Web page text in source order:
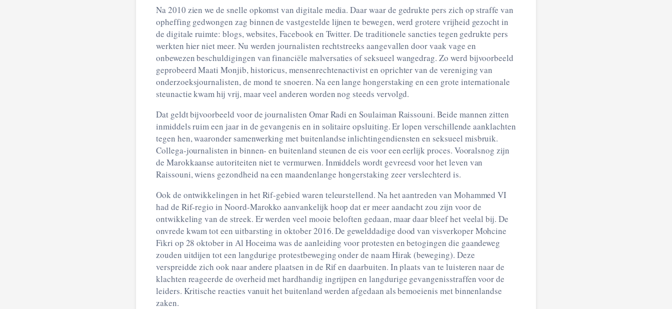
Na 2010 zien we de snelle opkomst van digitale media. Daar waar de gedrukte pers zich op straffe van
opheffing gedwongen zag binnen de vastgestelde lijnen te bewegen, werd grotere vrijheid gezocht in
de digitale ruimte: blogs, websites, Facebook en Twitter. De traditionele sancties tegen gedrukte pers
werkten hier niet meer. Nu werden journalisten rechtstreeks aangevallen door vaak vage en
onbewezen beschuldigingen van financiële malversaties of seksueel wangedrag. Zo werd bijvoorbeeld
geprobeerd Maati Monjib, historicus, mensenrechtenactivist en oprichter van de vereniging van
onderzoeksjournalisten, de mond te snoeren. Na een lange hongerstaking en een grote internationale
steunactie kwam hij vrij, maar veel anderen worden nog steeds vervolgd.
Dat geldt bijvoorbeeld voor de journalisten Omar Radi en Soulaiman Raissouni. Beide mannen zitten
inmiddels ruim een jaar in de gevangenis en in solitaire opsluiting. Er lopen verschillende aanklachten
tegen hen, waaronder samenwerking met buitenlandse inlichtingendiensten en seksueel misbruik.
Collega-journalisten in binnen- en buitenland steunen de eis voor een eerlijk proces. Vooralsnog zijn
de Marokkaanse autoriteiten niet te vermurwen. Inmiddels wordt gevreesd voor het leven van
Raissouni, wiens gezondheid na een maandenlange hongerstaking zeer verslechterd is.
Ook de ontwikkelingen in het Rif-gebied waren teleurstellend. Na het aantreden van Mohammed VI
had de Rif-regio in Noord-Marokko aanvankelijk hoop dat er meer aandacht zou zijn voor de
ontwikkeling van de streek. Er werden veel mooie beloften gedaan, maar daar bleef het veelal bij. De
onvrede kwam tot een uitbarsting in oktober 2016. De gewelddadige dood van visverkoper Mohcine
Fikri op 28 oktober in Al Hoceima was de aanleiding voor protesten en betogingen die gaandeweg
zouden uitdijen tot een langdurige protestbeweging onder de naam Hirak (beweging). Deze
verspreidde zich ook naar andere plaatsen in de Rif en daarbuiten. In plaats van te luisteren naar de
klachten reageerde de overheid met hardhandig ingrijpen en langdurige gevangenisstraffen voor de
leiders. Kritische reacties vanuit het buitenland werden afgedaan als bemoeienis met binnenlandse
zaken.